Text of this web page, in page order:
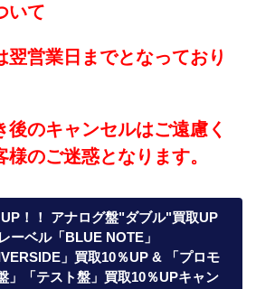
いて
翌営業日までとなっており
後のキャンセルはご遠慮く
のご迷惑となります。
！！ アナログ盤"ダブル"買取UP
ーベル「BLUE NOTE」
」買取10％UP & 「プロモ
」「テスト盤」買取10％UPキャン